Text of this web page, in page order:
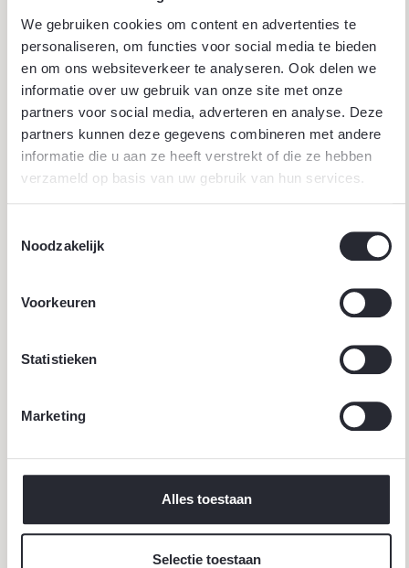
We gebruiken cookies om content en advertenties te
personaliseren, om functies voor social media te bieden
en om ons websiteverkeer te analyseren. Ook delen we
informatie over uw gebruik van onze site met onze
partners voor social media, adverteren en analyse. Deze
partners kunnen deze gegevens combineren met andere
informatie die u aan ze heeft verstrekt of die ze hebben
verzameld op basis van uw gebruik van hun services.
Noodzakelijk
Voorkeuren
Statistieken
Marketing
Alles toestaan
Selectie toestaan